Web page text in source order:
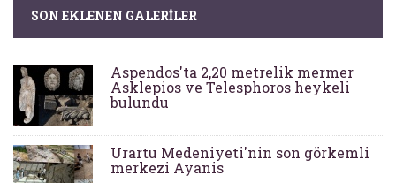
SON EKLENEN GALERILER
Aspendos'ta 2,20 metrelik mermer
Asklepios ve Telesphoros heykeli
bulundu
Urartu Medeniyeti'nin son görkemli
merkezi Ayanis